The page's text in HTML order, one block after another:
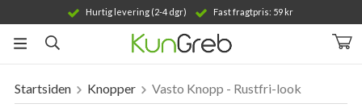
Hurtig levering (2-4 dgr) Fast fragtpris: 59 kr
Produktet er blevet tilføjet til din indkøbskurv
Startsiden Knopper Vasto Knopp - Rustfri-look